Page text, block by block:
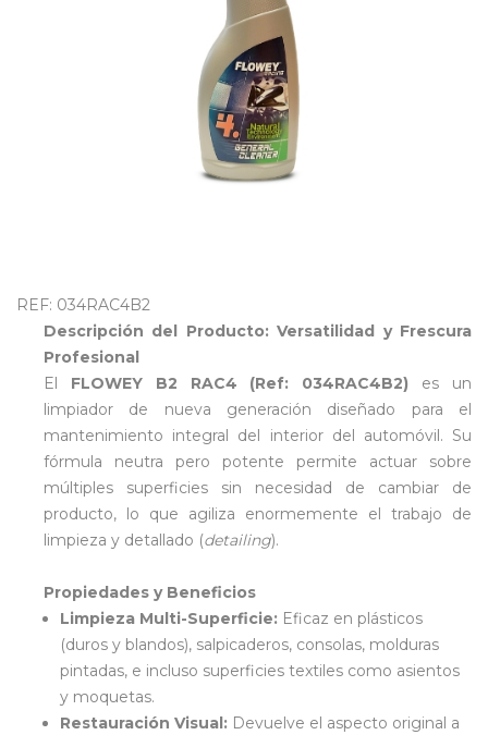
REF: 034RAC4B2
Descripción del Producto: Versatilidad y Frescura
Profesional
El FLOWEY B2 RAC4 (Ref: 034RAC4B2) es un
limpiador de nueva generación diseñado para el
mantenimiento integral del interior del automóvil. Su
fórmula neutra pero potente permite actuar sobre
múltiples superficies sin necesidad de cambiar de
producto, lo que agiliza enormemente el trabajo de
limpieza y detallado (detailing).
Propiedades y Beneficios
Limpieza Multi-Superficie: Eficaz en plásticos
(duros y blandos), salpicaderos, consolas, molduras
pintadas, e incluso superficies textiles como asientos
y moquetas.
Restauración Visual: Devuelve el aspecto original a